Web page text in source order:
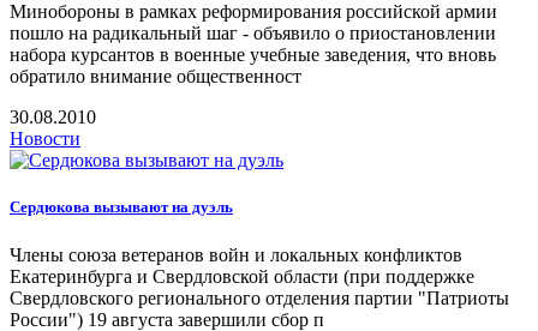
Минобороны в рамках реформирования российской армии
пошло на радикальный шаг - объявило о приостановлении
набора курсантов в военные учебные заведения, что вновь
обратило внимание общественност
30.08.2010
Новости
Сердюкова вызывают на дуэль
Члены союза ветеранов войн и локальных конфликтов
Екатеринбурга и Свердловской области (при поддержке
Свердловского регионального отделения партии "Патриоты
России") 19 августа завершили сбор п